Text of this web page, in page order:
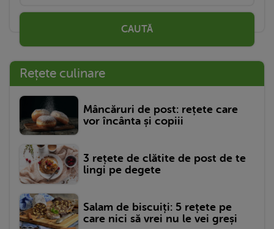
CAUTĂ
Rețete culinare
Mâncăruri de post: rețete care
vor încânta și copiii
3 rețete de clătite de post de te
lingi pe degete
Salam de biscuiți: 5 rețete pe
care nici să vrei nu le vei greși